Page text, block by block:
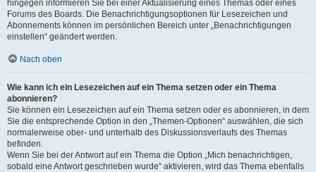
hingegen informieren Sie bei einer Aktualisierung eines Themas oder eines
Forums des Boards. Die Benachrichtigungsoptionen für Lesezeichen und
Abonnements können im persönlichen Bereich unter „Benachrichtigungen
einstellen“ geändert werden.
Nach oben
Wie kann ich ein Lesezeichen auf ein Thema setzen oder ein Thema
abonnieren?
Sie können ein Lesezeichen auf ein Thema setzen oder es abonnieren, in dem
Sie die entsprechende Option in den „Themen-Optionen“ auswählen, die sich
normalerweise ober- und unterhalb des Diskussionsverlaufs des Themas
befinden.
Wenn Sie bei der Antwort auf ein Thema die Option „Mich benachrichtigen,
sobald eine Antwort geschrieben wurde“ aktivieren, wird das Thema ebenfalls